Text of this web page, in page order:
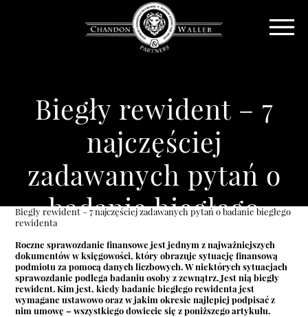
Biegły rewident – 7
najczęściej
zadawanych pytań o
badanie biegłego
rewidenta
Biegły rewident – 7 najczęściej zadawanych pytań o badanie biegłego
rewidenta
Roczne sprawozdanie finansowe jest jednym z najważniejszych
dokumentów w księgowości, który obrazuje sytuację finansową
podmiotu za pomocą danych liczbowych. W niektórych sytuacjach
sprawozdanie podlega badaniu osoby z zewnątrz. Jest nią biegły
rewident. Kim jest, kiedy badanie biegłego rewidenta jest
wymagane ustawowo oraz w jakim okresie najlepiej podpisać z
nim umowę – wszystkiego dowiecie się z poniższego artykułu.